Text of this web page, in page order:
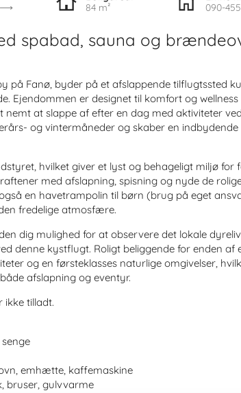
84 m²
090-
spabad, sauna og
på Fanø, byder på et afslappende tilflugtssted
Ejendommen er designet til komfort og
at slappe af efter en dag med aktiviteter
og vintermåneder og skaber en indbydende
hvilket giver et lyst og behageligt miljø for
med afslapning, spisning og nyde de
en havetrampolin til børn (brug på eget
fredelige atmosfære.
dig mulighed for at observere det lokale
denne kystflugt. Roligt beliggende for enden af
og en førsteklasses naturlige omgivelser,
afslapning og eventyr.
ikke tilladt.
emhætte, kaffemaskine
bruser, gulvvarme